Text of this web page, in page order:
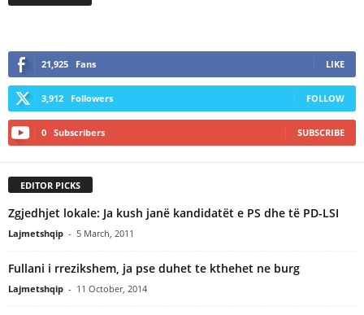
21,925 Fans LIKE
3,912 Followers FOLLOW
0 Subscribers SUBSCRIBE
EDITOR PICKS
Zgjedhjet lokale: Ja kush janë kandidatët e PS dhe të PD-LSI
Lajmetshqip - 5 March, 2011
Fullani i rrezikshem, ja pse duhet te kthehet ne burg
Lajmetshqip - 11 October, 2014